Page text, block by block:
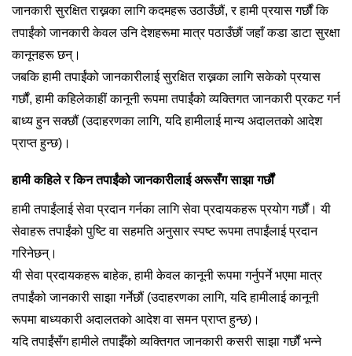
जानकारी सुरक्षित राख्नका लागि कदमहरू उठाउँछौं, र हामी प्रयास गर्छौं कि
तपाईंको जानकारी केवल उनि देशहरूमा मात्र पठाउँछौं जहाँ कडा डाटा सुरक्षा
कानूनहरू छन्।
जबकि हामी तपाईंको जानकारीलाई सुरक्षित राख्नका लागि सकेको प्रयास
गर्छौं, हामी कहिलेकाहीं कानूनी रूपमा तपाईंको व्यक्तिगत जानकारी प्रकट गर्न
बाध्य हुन सक्छौं (उदाहरणका लागि, यदि हामीलाई मान्य अदालतको आदेश
प्राप्त हुन्छ)।
हामी कहिले र किन तपाईंको जानकारीलाई अरूसँग साझा गर्छौं
हामी तपाईंलाई सेवा प्रदान गर्नका लागि सेवा प्रदायकहरू प्रयोग गर्छौं। यी
सेवाहरू तपाईंको पुष्टि वा सहमति अनुसार स्पष्ट रूपमा तपाईंलाई प्रदान
गरिनेछन्।
यी सेवा प्रदायकहरू बाहेक, हामी केवल कानूनी रूपमा गर्नुपर्ने भएमा मात्र
तपाईंको जानकारी साझा गर्नेछौं (उदाहरणका लागि, यदि हामीलाई कानूनी
रूपमा बाध्यकारी अदालतको आदेश वा समन प्राप्त हुन्छ)।
यदि तपाईंसँग हामीले तपाईँको व्यक्तिगत जानकारी कसरी साझा गर्छौं भन्ने